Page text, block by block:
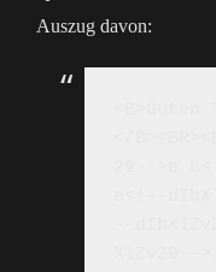
Auszug davon: